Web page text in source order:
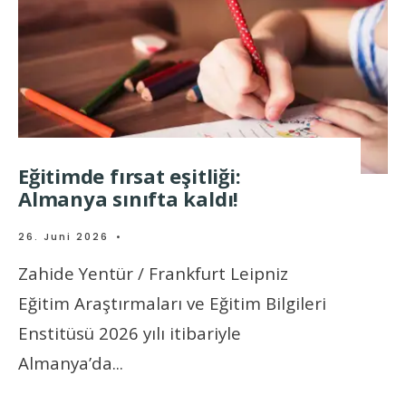
Eğitimde fırsat eşitliği:
Almanya sınıfta kaldı!
26. Juni 2026 •
Zahide Yentür / Frankfurt Leipniz
Eğitim Araştırmaları ve Eğitim Bilgileri
Enstitüsü 2026 yılı itibariyle
Almanya’da...